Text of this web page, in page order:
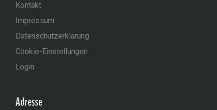
Kontakt
Impressum
Datenschutzerklärung
Cookie-Einstellungen
Login
Adresse